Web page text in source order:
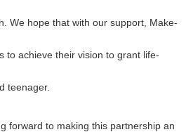
We hope that with our support, Make-
to achieve their vision to grant life-
teenager.
forward to making this partnership an